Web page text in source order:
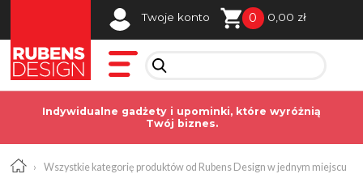
Twoje konto 0 0,00 zł
Indywidualne gadżety i upominki, które wyróżnią
Twój biznes.
›
Wszystkie kategorię produktów od Rubens Design w jednym miejscu